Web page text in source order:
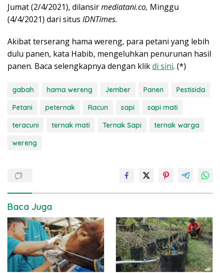
Jumat (2/4/2021), dilansirmediatani.co, Minggu
(4/4/2021) dari situs IDNTimes.
Akibat terserang hama wereng, para petani yang lebih
dulu panen, kata Habib, mengeluhkan penurunan hasil
panen. Baca selengkapnya dengan klikdi sini. (*)
gabah hama wereng Jember Panen
Pestisida
Petani
peternak Racun sapi
sapi mati
teracuni
ternak mati Ternak Sapi
ternak warga
wereng
Baca Juga